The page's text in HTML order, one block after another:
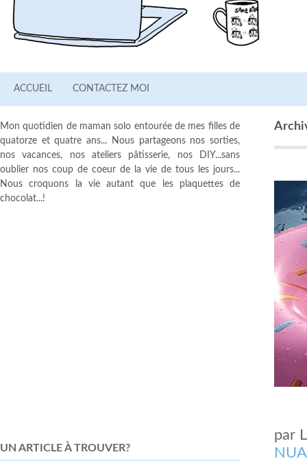
ACCUEIL CONTACTEZ MOI
par
Mon quotidien de maman solo entourée de mes filles de
quatorze et quatre ans... Nous partageons nos sorties,
nos vacances, nos ateliers pâtisserie, nos DIY...sans
oublier nos coup de coeur de la vie de tous les jours...
Nous croquons la vie autant que les plaquettes de
chocolat...!
UN ARTICLE À TROUVER?